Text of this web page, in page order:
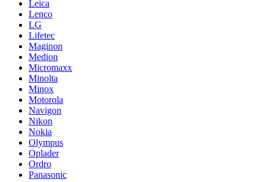
Leica
Lenco
LG
Lifetec
Maginon
Medion
Micromaxx
Minolta
Minox
Motorola
Navigon
Nikon
Nokia
Olympus
Oplader
Ordro
Panasonic